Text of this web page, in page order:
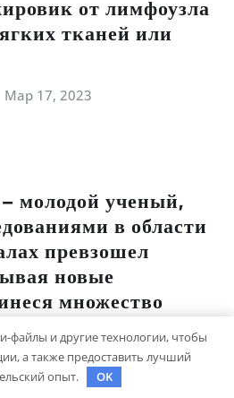
от лимфоузла
тканей или
Мар 17, 2023
молодой ученый,
в области
превзошел
новые
множество
15, 2023
файлы и другие технологии, чтобы
а также предоставить лучший
опыт.
OK